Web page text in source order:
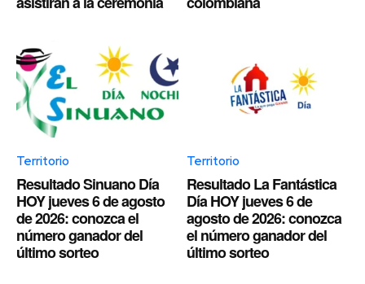
Territorio
Resultado Sinuano Día
HOY jueves 6 de agosto
de 2026: conozca el
número ganador del
último sorteo
Territorio
Resultado La Fantástica
Día HOY jueves 6 de
agosto de 2026: conozca
el número ganador del
último sorteo